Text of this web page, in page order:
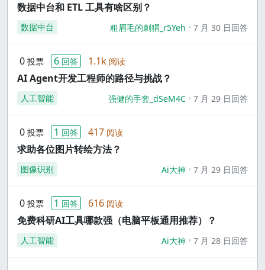
数据中台和 ETL 工具有啥区别？
数据中台 粗眉毛的刺猬_r5Yeh 7 月 30 日回答
0 投票 6 回答 1.1k 阅读
AI Agent开发工程师的路径与挑战？
人工智能 强健的手套_dSeM4C 7 月 29 日回答
0 投票 1 回答 417 阅读
求助各位图片转绘方法？
图像识别 Ai大神 7 月 29 日回答
0 投票 1 回答 616 阅读
免费科研AI工具哪款强（电脑平板通用推荐）？
人工智能 Ai大神 7 月 28 日回答